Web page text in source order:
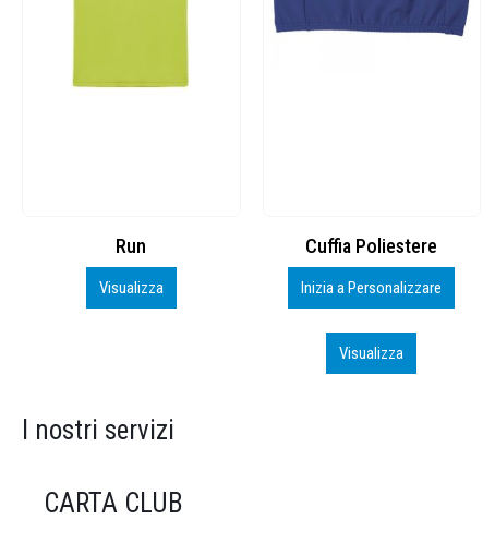
Cuffia Poliestere
Inizia a Personalizzare
BS600 – 5139960
Personalizza
Visualizza
I nostri servizi
CARTA CLUB